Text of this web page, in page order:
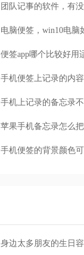
团队记事的软件，有
电脑便签，win10电脑
便签app哪个比较好用
手机便签上记录的内
手机上记录的备忘录
苹果手机备忘录怎么
手机便签的背景颜色